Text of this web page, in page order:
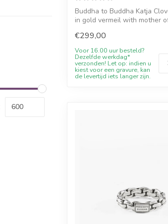
Buddha to Buddha Katja
in gold vermeil with mother
€299,00
Voor 16.00 uur besteld?
Dezelfde werkdag*
verzonden! Let op: indien u
kiest voor een gravure, kan
de levertijd iets langer zijn.